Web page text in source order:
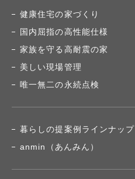
健康住宅の家づくり
国内屈指の高性能仕様
家族を守る高耐震の家
美しい現場管理
唯一無二の永続点検
暮らしの提案例ラインナップ
anmin（あんみん）